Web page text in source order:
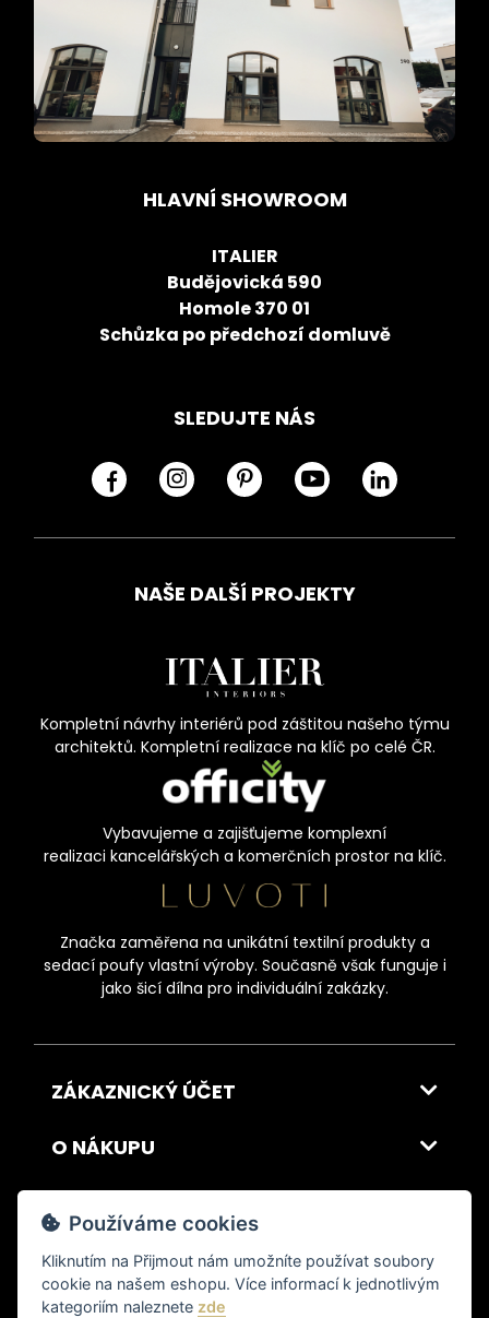
HLAVNÍ SHOWROOM
ITALIER
Budějovická 590
Homole 370 01
Schůzka po předchozí domluvě
SLEDUJTE NÁS
NAŠE DALŠÍ PROJEKTY
Kompletní návrhy interiérů pod záštitou našeho týmu
architektů. Kompletní realizace na klíč po celé ČR.
Vybavujeme a zajišťujeme komplexní
realizaci kancelářských a komerčních prostor na klíč.
Značka zaměřena na unikátní textilní produkty a
sedací poufy vlastní výroby. Současně však funguje i
jako šicí dílna pro individuální zakázky.
ZÁKAZNICKÝ ÚČET
O NÁKUPU
INSPIRACE
Používáme cookies
Kliknutím na Přijmout nám umožníte používat soubory
cookie na našem eshopu. Více informací k jednotlivým
kategoriím naleznete zde